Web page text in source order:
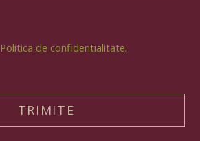
Politica de confidentialitate.
TRIMITE